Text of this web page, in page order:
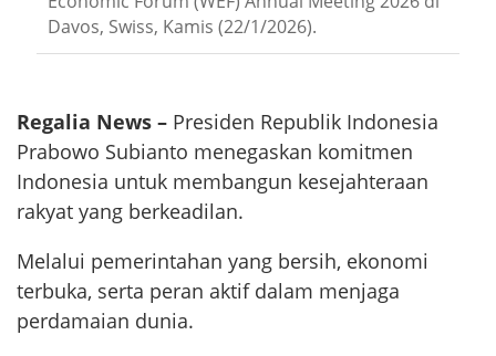
Davos, Swiss, Kamis (22/1/2026).
Regalia News – Presiden Republik Indonesia
Prabowo Subianto menegaskan komitmen
Indonesia untuk membangun kesejahteraan
rakyat yang berkeadilan.
Melalui pemerintahan yang bersih, ekonomi
terbuka, serta peran aktif dalam menjaga
perdamaian dunia.